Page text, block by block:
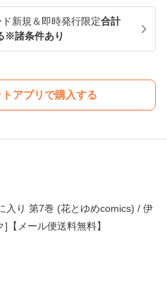
新規＆即時発行限定合計
※諸条件あり
アプリで購入する
入り 第7巻 (花とゆめcomics) / 伊
【メール便送料無料】